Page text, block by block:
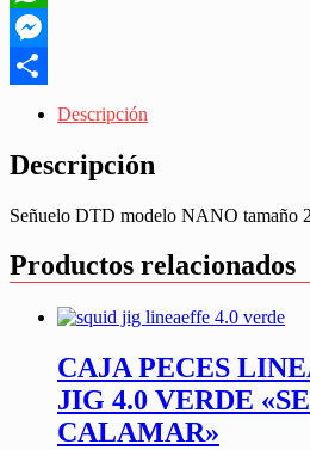
WhatsApp
Messenger
Descripción
Descripción
Señuelo DTD modelo NANO tamaño
Productos relacionados
CAJA PECES
JIG 4.0 VERDE
CALAMAR»